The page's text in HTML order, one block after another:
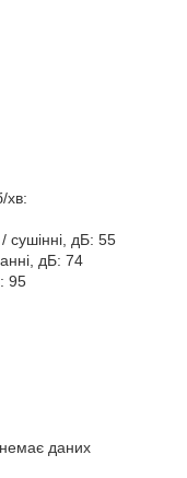
хв:
сушінні, дБ: 55
дБ: 74
95
даних